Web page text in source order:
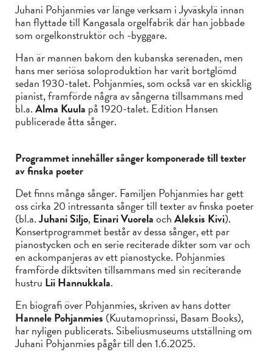
Juhani Pohjanmies var länge verksam i Jyväskylä innan
han flyttade till Kangasala orgelfabrik där han jobbade
som orgelkonstruktör och -byggare.
Han är mannen bakom den kubanska serenaden, men
hans mer seriösa soloproduktion har varit bortglömd
sedan 1930-talet. Pohjanmies, som också var en skicklig
pianist, framförde några av sångerna tillsammans med
bl.a.Alma Kuula på 1920-talet. Edition Hansen
publicerade åtta sånger.
Programmet innehåller sånger komponerade till texter
av finska poeter
Det finns många sånger. Familjen Pohjanmies har gett
oss cirka 20 intressanta sånger till texter av finska poeter
(bl.a.Juhani Siljo,Einari VuorelaochAleksis Kivi).
Konsertprogrammet består av dessa sånger, ett par
pianostycken och en serie reciterade dikter som var och
en ackompanjeras av ett pianostycke. Pohjanmies
framförde diktsviten tillsammans med sin reciterande
hustru Lii Hannukkala.
En biografi över Pohjanmies, skriven av hans dotter
Hannele Pohjanmies(Kuutamoprinssi, Basam Books),
har nyligen publicerats. Sibeliusmuseums utställning om
Juhani Pohjanmies pågår till den 1.6.2025.